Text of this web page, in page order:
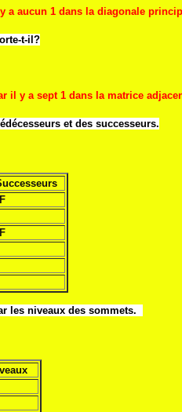
a aucun 1 dans la diagonale
t-il?
1 dans la matrice
et des successeurs.
les niveaux des sommets.